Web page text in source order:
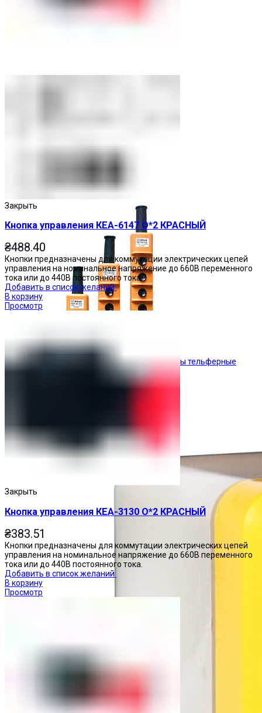
Кнопочные посты
Посты тельферные
Закрыть
Кнопка управления КЕА-6147 О*2 КРАСНЫЙ
₴488.40
Кнопки предназначены для коммутации электрических цепей
управления на номинальное напряжение до 660В переменного
тока или до 440В постоянного тока.
Добавить в список желаний
В корзину
Просмотр
Закрыть
Кнопка управления КЕА-3130 О*2 КРАСНЫЙ
₴383.51
Кнопки предназначены для коммутации электрических цепей
управления на номинальное напряжение до 660В переменного
тока или до 440В постоянного тока.
Добавить в список желаний
В корзину
Просмотр